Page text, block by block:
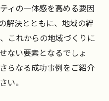
ィの一体感を高める要因
解決とともに、地域の絆
これからの地域づくりに
ない要素となるでしょ
らなる成功事例をご紹介
い。